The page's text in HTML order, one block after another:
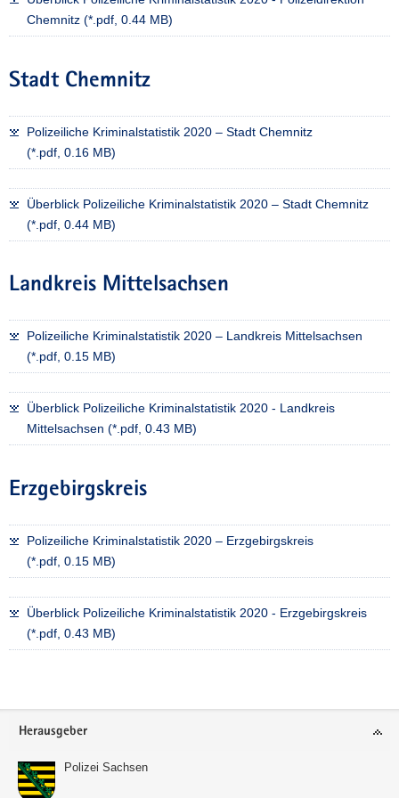
Chemnitz (*.pdf, 0.44 MB)
Stadt Chemnitz
Polizeiliche Kriminalstatistik 2020 – Stadt Chemnitz
(*.pdf, 0.16 MB)
Überblick Polizeiliche Kriminalstatistik 2020 – Stadt Chemnitz
(*.pdf, 0.44 MB)
Landkreis Mittelsachsen
Polizeiliche Kriminalstatistik 2020 – Landkreis Mittelsachsen
(*.pdf, 0.15 MB)
Überblick Polizeiliche Kriminalstatistik 2020 - Landkreis
Mittelsachsen (*.pdf, 0.43 MB)
Erzgebirgskreis
Polizeiliche Kriminalstatistik 2020 – Erzgebirgskreis
(*.pdf, 0.15 MB)
Überblick Polizeiliche Kriminalstatistik 2020 - Erzgebirgskreis
(*.pdf, 0.43 MB)
Footer-
Herausgeber
Polizei Sachsen